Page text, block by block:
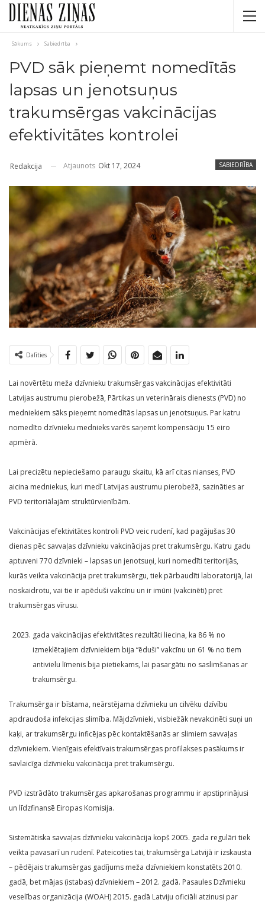
Sākums Sabiedrība
PVD sāk pieņemt nomedītās
lapsas un jenotsuņus
trakumsērgas vakcinācijas
efektivitātes kontrolei
SABIEDRĪBA
Redakcija Atjaunots Okt 17, 2024
Dalīties
Lai novērtētu meža dzīvnieku trakumsērgas vakcinācijas efektivitāti
Latvijas austrumu pierobežā, Pārtikas un veterinārais dienests (PVD) no
medniekiem sāks pieņemt nomedītās lapsas un jenotsuņus. Par katru
nomedīto dzīvnieku mednieks varēs saņemt kompensāciju 15 eiro
apmērā.
Lai precizētu nepieciešamo paraugu skaitu, kā arī citas nianses, PVD
aicina medniekus, kuri medī Latvijas austrumu pierobežā, sazināties ar
PVD teritoriālajām struktūrvienībām.
Vakcinācijas efektivitātes kontroli PVD veic rudenī, kad pagājušas 30
dienas pēc savvaļas dzīvnieku vakcinācijas pret trakumsērgu. Katru gadu
aptuveni 770 dzīvnieki – lapsas un jenotsuņi, kuri nomedīti teritorijās,
kurās veikta vakcinācija pret trakumsērgu, tiek pārbaudīti laboratorijā, lai
noskaidrotu, vai tie ir apēduši vakcīnu un ir imūni (vakcinēti) pret
trakumsērgas vīrusu.
gada vakcinācijas efektivitātes rezultāti liecina, ka 86 % no
izmeklētajiem dzīvniekiem bija “ēduši” vakcīnu un 61 % no tiem
antivielu līmenis bija pietiekams, lai pasargātu no saslimšanas ar
trakumsērgu.
Trakumsērga ir bīstama, neārstējama dzīvnieku un cilvēku dzīvību
apdraudoša infekcijas slimība. Mājdzīvnieki, visbiežāk nevakcinēti suņi un
kaķi, ar trakumsērgu inficējas pēc kontaktēšanās ar slimiem savvaļas
dzīvniekiem. Vienīgais efektīvais trakumsērgas profilakses pasākums ir
savlaicīga dzīvnieku vakcinācija pret trakumsērgu.
PVD izstrādāto trakumsērgas apkarošanas programmu ir apstiprinājusi
un līdzfinansē Eiropas Komisija.
Sistemātiska savvaļas dzīvnieku vakcinācija kopš 2005. gada regulāri tiek
veikta pavasarī un rudenī. Pateicoties tai, trakumsērga Latvijā ir izskausta
– pēdējais trakumsērgas gadījums meža dzīvniekiem konstatēts 2010.
gadā, bet mājas (istabas) dzīvniekiem – 2012. gadā. Pasaules Dzīvnieku
veselības organizācija (WOAH) 2015. gadā Latviju oficiāli atzinusi par